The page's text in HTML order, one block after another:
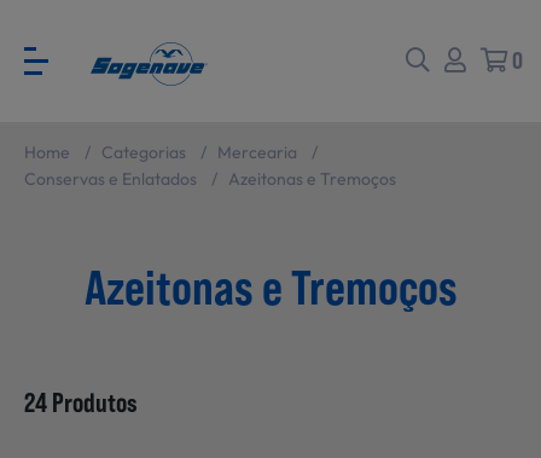
Voltar
Ver todas
Voltar
CATÁLOGO PARA EVENTOS
0
Home / Categorias / Mercearia
/
Conservas e Enlatados
/ Azeitonas e Tremoços
Azeitonas e Tremoços
24 Produtos